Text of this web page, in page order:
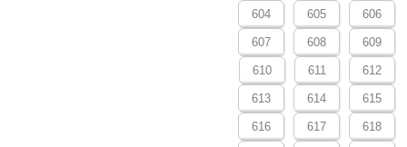
604 605 606
607 608 609
610 611 612
613 614 615
616 617 618